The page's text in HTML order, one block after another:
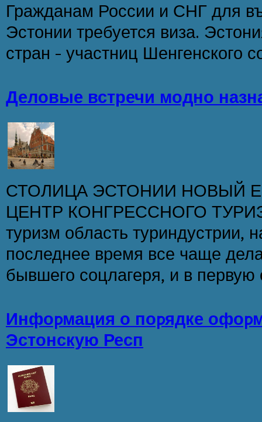
Гражданам России и СНГ для
Эстонии требуется виза.
стран - участниц Шенгенского
Деловые встречи модно
СТОЛИЦА ЭСТОНИИ НОВЫЙ
ЦЕНТР КОНГРЕССНОГО
туризм область туриндустрии,
последнее время все чаще
бывшего соцлагеря, и в первую
Инфоpмация о поpядке
Эстонскую Респ